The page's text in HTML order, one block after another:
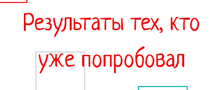
Результаты тех, кто
уже попробовал